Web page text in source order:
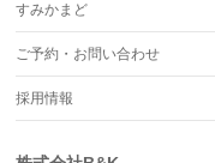
すみかまど
ご予約・お問い合わせ
採用情報